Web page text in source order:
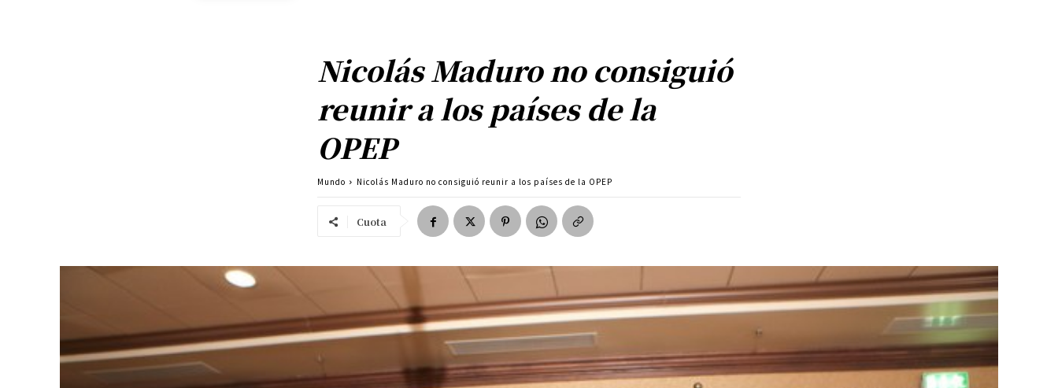
Nicolás Maduro no consiguió
reunir a los países de la
OPEP
Mundo Nicolás Maduro no consiguió reunir a los países de la OPEP
Cuota